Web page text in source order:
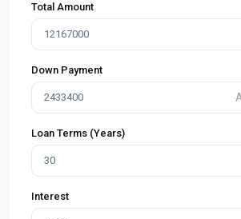
Total Amount
Down Payment
Loan Terms (Years)
Interest